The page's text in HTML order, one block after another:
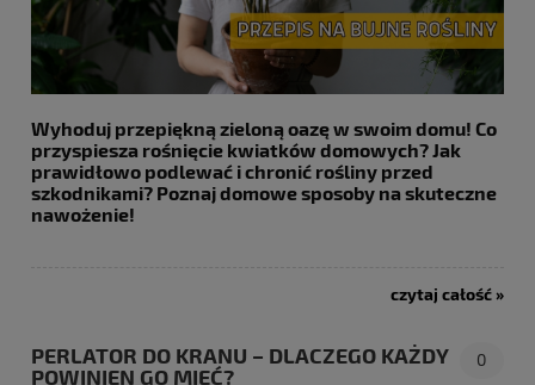
Wyhoduj przepiękną zieloną oazę w swoim domu! Co
przyspiesza rośnięcie kwiatków domowych? Jak
prawidłowo podlewać i chronić rośliny przed
szkodnikami? Poznaj domowe sposoby na skuteczne
nawożenie!
czytaj całość »
PERLATOR DO KRANU – DLACZEGO KAŻDY
POWINIEN GO MIEĆ?
0